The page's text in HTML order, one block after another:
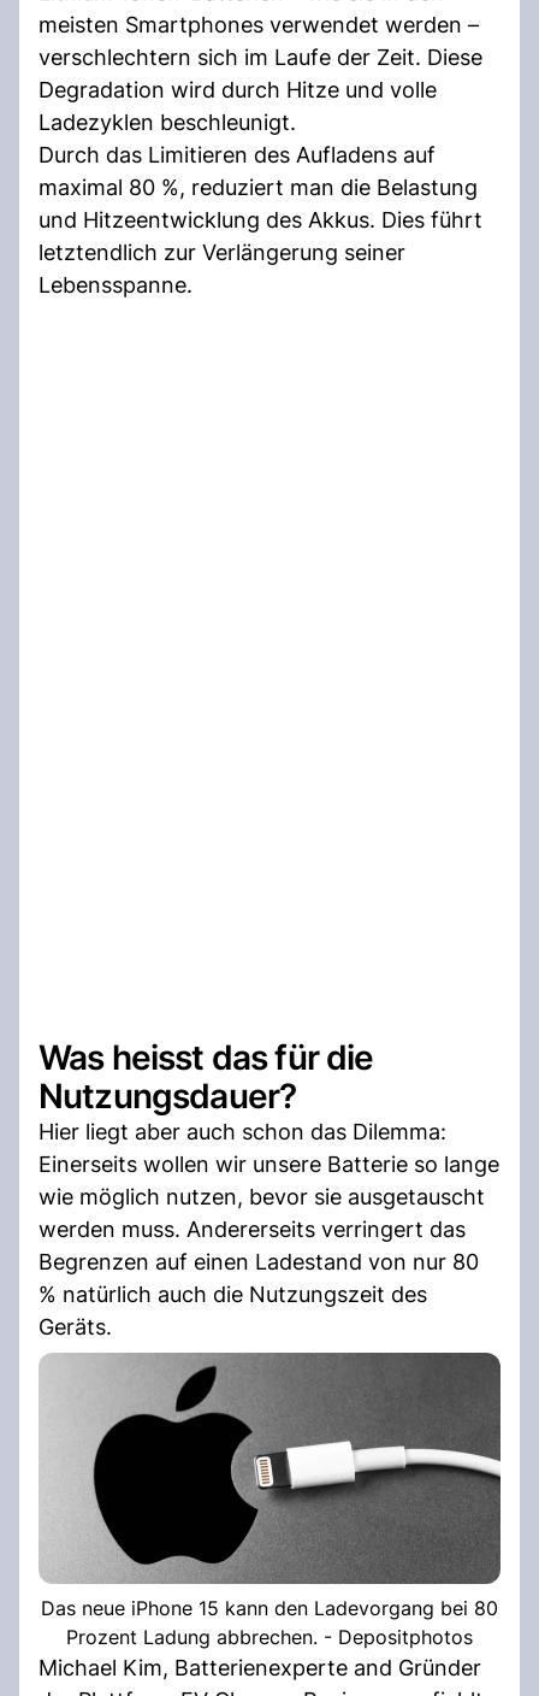
meisten Smartphones verwendet werden –
verschlechtern sich im Laufe der Zeit. Diese
Degradation wird durch Hitze und volle
Ladezyklen beschleunigt.
Durch das Limitieren des Aufladens auf
maximal 80 %, reduziert man die Belastung
und Hitzeentwicklung des Akkus. Dies führt
letztendlich zur Verlängerung seiner
Lebensspanne.
Was heisst das für die
Nutzungsdauer?
Hier liegt aber auch schon das Dilemma:
Einerseits wollen wir unsere Batterie so lange
wie möglich nutzen, bevor sie ausgetauscht
werden muss. Andererseits verringert das
Begrenzen auf einen Ladestand von nur 80
% natürlich auch die Nutzungszeit des
Geräts.
Das neue iPhone 15 kann den Ladevorgang bei 80
Prozent Ladung abbrechen. - Depositphotos
Michael Kim, Batterienexperte and Gründer